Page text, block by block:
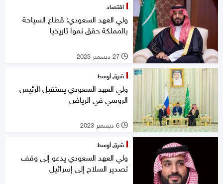
اقتصاد
ولي العهد السعودي: قطاع السياحة
بالمملكة حقق نموا تاريخيا
l 27 ديسمبر 2023
شرق أوسط
ولي العهد السعودي يستقبل الرئيس
الروسي في الرياض
l 6 ديسمبر 2023
شرق أوسط
ولي العهد السعودي يدعو إلى وقف
تصدير السلاح إلى إسرائيل